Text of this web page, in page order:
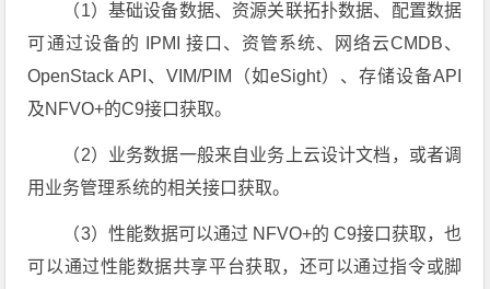
（1）基础设备数据、资源关联拓扑数据、配置数据
可通过设备的 IPMI 接口、资管系统、网络云CMDB、
OpenStack API、VIM/PIM（如eSight）、存储设备API
及NFVO+的C9接口获取。
（2）业务数据一般来自业务上云设计文档，或者调
用业务管理系统的相关接口获取。
（3）性能数据可以通过 NFVO+的 C9接口获取，也
可以通过性能数据共享平台获取，还可以通过指令或脚